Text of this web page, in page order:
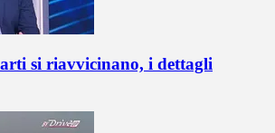
si riavvicinano, i dettagli